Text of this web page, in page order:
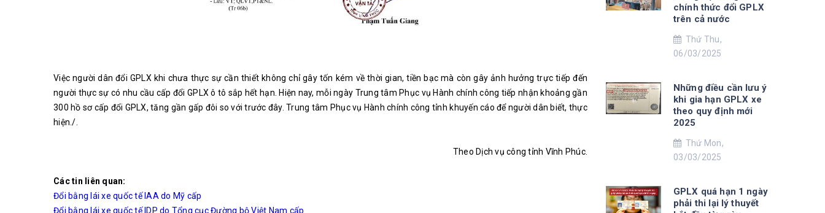
Việc người dân đổi GPLX khi chưa thực sự cần thiết không chỉ gây tốn kém về thời gian, tiền bạc mà còn gây ảnh hưởng trực tiếp đến
người thực sự có nhu cầu cấp đổi GPLX ô tô sắp hết hạn. Hiện nay, mỗi ngày Trung tâm Phục vụ Hành chính công tiếp nhận khoảng gần
300 hồ sơ cấp đổi GPLX, tăng gần gấp đôi so với trước đây. Trung tâm Phục vụ Hành chính công tỉnh khuyến cáo để người dân biết, thực
hiện./.
Theo Dịch vụ công tỉnh Vĩnh Phúc.
Các tin liên quan:
Đổi bằng lái xe quốc tế IAA do Mỹ cấp
Đổi bằng lái xe quốc tế IDP do Tổng cục Đường bộ Việt Nam cấp
chính thức đổi GPLX
trên cả nước
Thứ Thu,
06/03/2025
Những điều cần lưu ý
khi gia hạn GPLX xe
theo quy định mới
2025
Thứ Mon,
03/03/2025
GPLX quá hạn 1 ngày
phải thi lại lý thuyết